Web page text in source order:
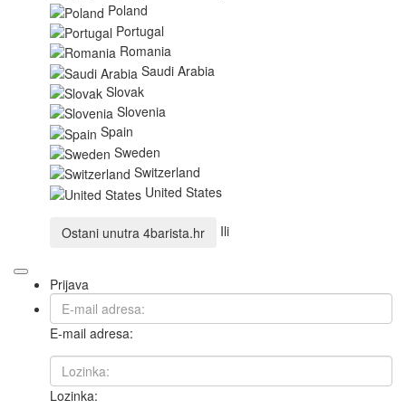
Poland
Portugal
Romania
Saudi Arabia
Slovak
Slovenia
Spain
Sweden
Switzerland
United States
Ostani unutra 4barista.hr Ili
Prijava
E-mail adresa:
Lozinka: